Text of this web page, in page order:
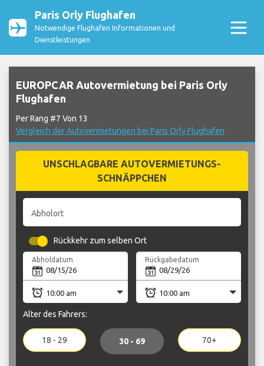
Paris Orly Flughafen
Notwendige Flughafen Informationen und
Dienstleistungen
EUROPCAR Autovermietung bei Paris Orly
Flughafen
Per Rang #7 Von 13
Vergleich der Autovermietungen bei Paris Orly Flughafen
UNSCHLAGBARE AUTOVERMIETUNGS-
SCHNÄPPCHEN
Abholort
Rückkehr zum selben Ort
Abholdatum Rückgabedatum
Alter des Fahrers:
18 - 29 30 - 69 70+